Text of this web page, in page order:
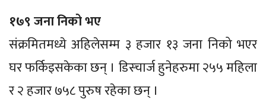
१७९ जना निको भए
संक्रमितमध्ये अहिलेसम्म ३ हजार १३ जना निको भएर
घर फर्किइसकेका छन् । डिस्चार्ज हुनेहरुमा २५५ महिला
र २ हजार ७५८ पुरुष रहेका छन् ।